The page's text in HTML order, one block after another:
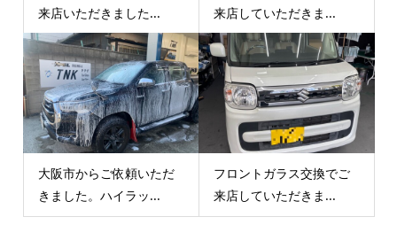
来店いただきました...
来店していただきま...
大阪市からご依頼いただ
きました。ハイラッ...
フロントガラス交換でご
来店していただきま...